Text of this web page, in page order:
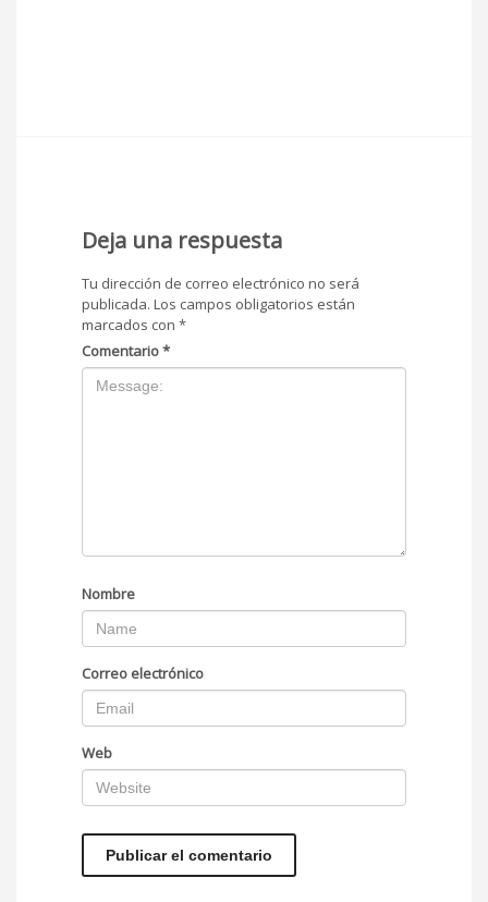
Deja una respuesta
Tu dirección de correo electrónico no será
publicada. Los campos obligatorios están
marcados con *
Comentario*
Nombre
Correo electrónico
Web